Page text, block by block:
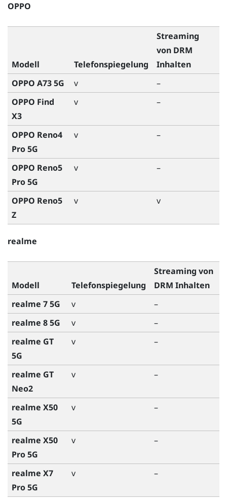
OPPO
Modell Telefonspiegelung
Streaming
von DRM
Inhalten
OPPO A73 5G
v
–
OPPO Find
X3
v –
OPPO Reno4
Pro 5G
v –
OPPO Reno5
Pro 5G
v –
OPPO Reno5
Z
v v
realme
Modell Telefonspiegelung
Streaming von
DRM Inhalten
realme 7 5G
v
–
realme 8 5G
v
–
realme GT
5G
v –
realme GT
Neo2
v –
realme X50
5G
v –
realme X50
Pro 5G
v –
realme X7
Pro 5G
v –